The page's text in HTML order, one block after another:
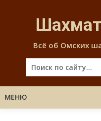
Всё об Омских
МЕНЮ